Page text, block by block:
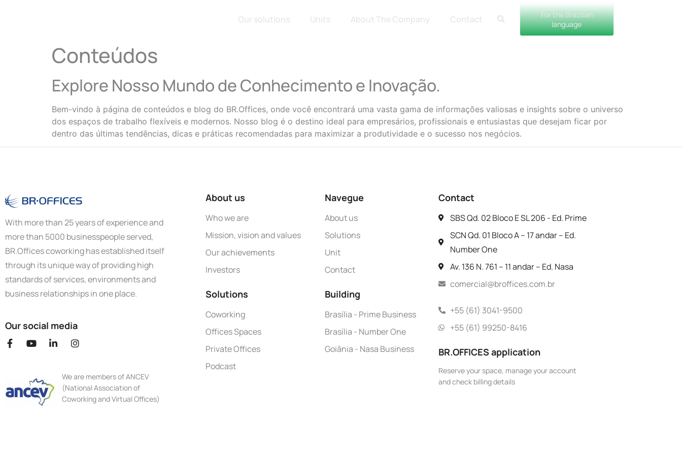
Our solutions Units About The Company Contact
For the Brazilian
language
Conteúdos
Explore Nosso Mundo de Conhecimento e Inovação.
Bem-vindo à página de conteúdos e blog do BR.Offices, onde você encontrará uma vasta gama de informações valiosas e insights sobre o universo
dos espaços de trabalho flexíveis e modernos. Nosso blog é o destino ideal para empresários, profissionais e entusiastas que desejam ficar por
dentro das últimas tendências, dicas e práticas recomendadas para maximizar a produtividade e o sucesso nos negócios.
With more than 25 years of experience and
more than 5000 businesspeople served,
BR.Offices coworking has established itself
through its unique way of providing high
standards of services, environments and
business relationships in one place.
Our social media
We are members of ANCEV
(National Association of
Coworking and Virtual Offices)
About us
Who we are
Mission, vision and values
Our achievements
Investors
Solutions
Coworking
Offices Spaces
Private Offices
Podcast
Navegue
About us
Solutions
Unit
Contact
Building
Brasília - Prime Business
Brasília - Number One
Goiânia - Nasa Business
Contact
SBS Qd. 02 Bloco E SL 206 - Ed. Prime
SCN Qd. 01 Bloco A – 17 andar – Ed.
Number One
Av. 136 N. 761 – 11 andar – Ed. Nasa
comercial@broffices.com.br
+55 (61) 3041-9500
+55 (61) 99250-8416
BR.OFFICES application
Reserve your space, manage your account
and check billing details